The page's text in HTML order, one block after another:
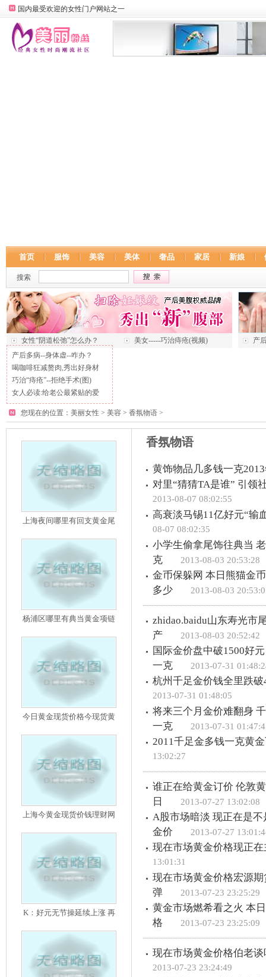
国内最受欢迎的女性门户网站之一
首页 服饰 美容 美体 奢品 家居 新娘
搜索
女性“阴道松弛”怎么办？ 美女-----巧治痔疮(视频)
产
产后多病--身体虚--咋办？
喝咖啡狂减赘肉,秀出好身材
巧治“痔疮”--拒绝手术(图)
女人必读:给老公最紧贴的爱
您现在的位置： 美丽女性 > 美容 > 香氛物语 >
上海夜间哪里有回支黄金尾
杨浦区哪里有典当黄金项链
今日黄金现货价格今现货黄
上海今黄金现货价钱理财网
K：好元无节操延续上涨 再
香氛物语
黄饰物品几多钱一克
对里“猜猜TA是谁” 引领
2013-08-07 08:02:55
高衰淡马锡11亿好元“输
08-07 08:02:35
小学生偷拿尾饰往典当
克 2013-08-03 20:53:28
金币保躲网 本日熊猫金
多少 2013-08-03
zhidao.baidu山东寿光市
产 2013-08-03 20:52:42
国际金价盘中破1500好
一克 2013-07-31
杭州千足金价钱全里跌
2013-07-31 01:48:05
将来三个月金价难翻身
一克 2013-07-31
2011千足金多钱一克黄
13:02:27
谁正在给黄金订价 伦敦
日
2013-07-27 13:02:08
A股市场暗淡 现正在是
金价 2013-07-27
现在市场黄金价格现正
13:01:31
现在市场黄金价格宏源
弹 2013-07-23 23:25:29
黄金市场燃希看之火 本
格 2013-07-23 23:25:09
现在市场黄金价格伯老
2013-07-23 23:24:49